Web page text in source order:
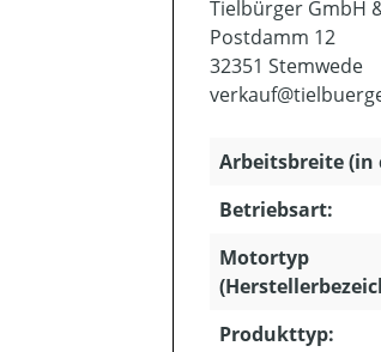
Tielbürger GmbH
Postdamm 12
32351 Stemwede
Arbeitsbreite (in
Betriebsart:
Motortyp
Produkttyp: